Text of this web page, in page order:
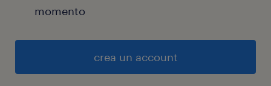
momento
crea un account